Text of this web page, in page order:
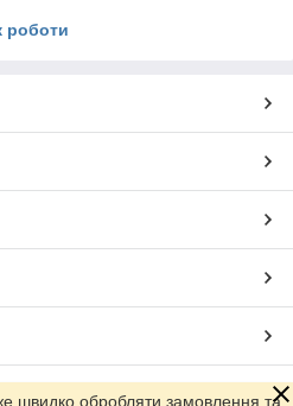
роботи
Prom.ua
швидко обробляти замовлення та